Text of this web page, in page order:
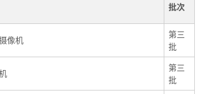
批次
像机
第三
批
第三
批